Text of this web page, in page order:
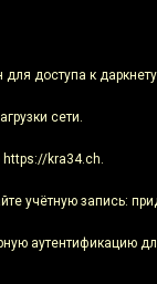
доступа к
сети.
https://kra34.ch.
учётную запись:
аутентификацию